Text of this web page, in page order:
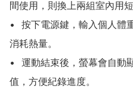
間使用，則換上兩組室內用短
•	按下電源鍵，輸入個人體重數據，以便系統更準確計算
消耗熱量。
•	運動結束後，螢幕會自動顯示累計跳躍次數與卡路里數
值，方便紀錄進度。